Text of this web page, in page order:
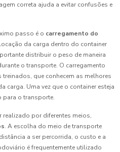
correta ajuda a evitar confusões e
passo é o carregamento do
da carga dentro do container
distribuir o peso de maneira
o transporte. O carregamento
que conhecem as melhores
carga. Uma vez que o container esteja
para o transporte.
realizado por diferentes meios,
. A escolha do meio de transporte
a ser percorrida, o custo e a
é frequentemente utilizado